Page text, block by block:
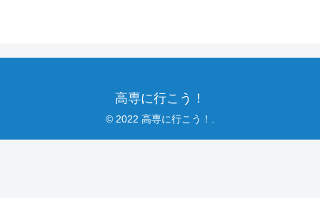
高専に行こう！
© 2022 高専に行こう！.